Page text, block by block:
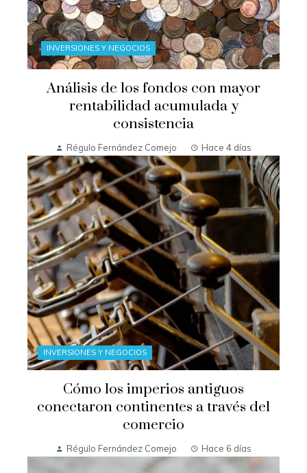
INVERSIONES Y NEGOCIOS
Análisis de los fondos con mayor
rentabilidad acumulada y
consistencia
Régulo Fernández Comejo Hace 4 días
INVERSIONES Y NEGOCIOS
Cómo los imperios antiguos
conectaron continentes a través del
comercio
Régulo Fernández Comejo Hace 6 días